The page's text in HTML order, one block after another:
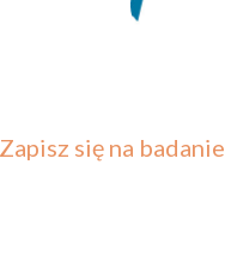
Zapisz się na badanie